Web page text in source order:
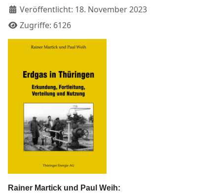
Veröffentlicht: 18. November 2023
Zugriffe: 6126
Rainer Martick und Paul Weih: